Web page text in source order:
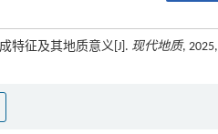
特征及其地质意义[J]. 现代地质, 2025,